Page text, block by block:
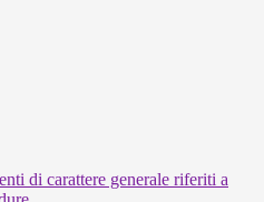
di carattere generale riferiti a